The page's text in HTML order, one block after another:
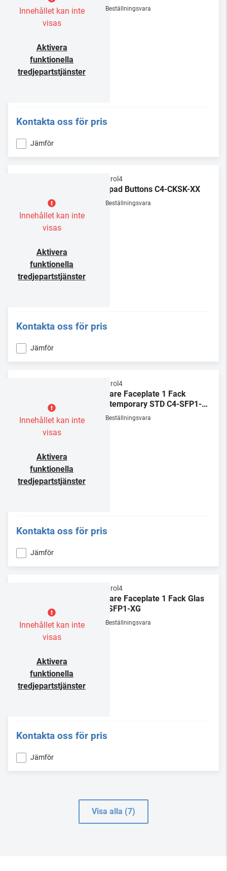
Innehållet kan inte
visas
Aktivera
funktionella
tredjepartstjänster
Beställningsvara
Kontakta oss för pris
Jämför
Innehållet kan inte
visas
Aktivera
funktionella
tredjepartstjänster
Control4
Keypad Buttons C4-CKSK-XX
Beställningsvara
Kontakta oss för pris
Jämför
Innehållet kan inte
visas
Aktivera
funktionella
tredjepartstjänster
Control4
Square Faceplate 1 Fack
Contemporary STD C4-SFP1-C-
Beställningsvara
Kontakta oss för pris
Jämför
Innehållet kan inte
visas
Aktivera
funktionella
tredjepartstjänster
Control4
Square Faceplate 1 Fack Glas
C4-SFP1-XG
Beställningsvara
Kontakta oss för pris
Jämför
Visa alla (7)